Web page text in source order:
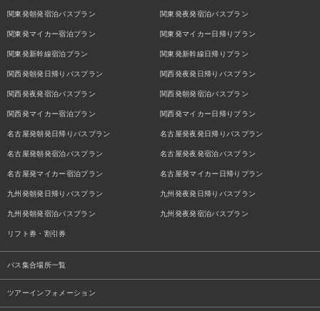
関東発朝発宿泊バスプラン 関東発夜発宿泊バスプラン
関東発マイカー宿泊プラン 関東発マイカー日帰りプラン
関東発新幹線宿泊プラン 関東発新幹線日帰りプラン
関西発朝発日帰りバスプラン 関西発夜発日帰りバスプラン
関西発夜発宿泊バスプラン 関西発朝発宿泊バスプラン
関西発マイカー宿泊プラン 関西発マイカー日帰りプラン
名古屋発朝発日帰りバスプラン 名古屋発夜発日帰りバスプラン
名古屋発朝発宿泊バスプラン 名古屋発夜発宿泊バスプラン
名古屋発マイカー宿泊プラン 名古屋発マイカー日帰りプラン
九州発朝発日帰りバスプラン 九州発夜発日帰りバスプラン
九州発朝発宿泊バスプラン 九州発夜発宿泊バスプラン
リフト券・割引券
バス集合場所一覧
ツアーインフォメーション